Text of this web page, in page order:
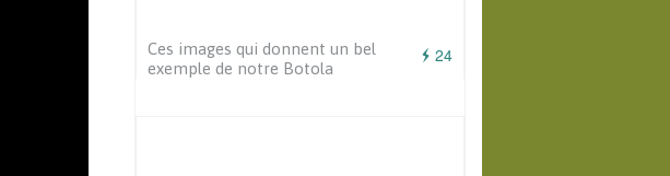
24
Ces images qui donnent un bel
exemple de notre Botola